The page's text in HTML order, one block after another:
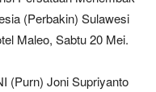
(Perbakin) Sulawesi
Maleo, Sabtu 20 Mei.
(Purn) Joni Supriyanto